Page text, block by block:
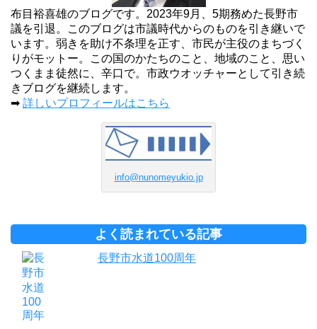
布目裕喜雄のブログです。2023年9月、5期務めた長野市
議を引退。このブログは市議時代からのものを引き継いで
います。弱きを助け不条理を正す、市民が主役のまちづく
りがモットー。この国のかたちのこと、地域のこと、思い
つくまま徒然に、辛口で。市政ウオッチャーとして引き続
きブログを継続します。
➡ 詳しいプロフィールはこちら
info@nunomeyukio.jp
よく読まれている記事
長野市水道100周年